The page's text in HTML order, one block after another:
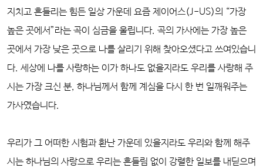
지치고 흔들리는 힘든 일상 가운데 요즘 제이어스(J-US)의 “가장
높은 곳에서”라는 곡이 심금을 울립니다. 곡의 가사에는 가장 높은
곳에서 가장 낮은 곳으로 나를 살리기 위해 찾아오셨다고 쓰여있습니
다. 세상에 나를 사랑하는 이가 하나도 없을지라도 우리를 사랑해 주
시는 가장 크신 분, 하나님께서 함께 계심을 다시 한 번 일깨워주는
가사였습니다.
우리가 그 어떠한 시험과 환난 가운데 있을지라도 우리와 함께 해주
시는 하나님의 사랑으로 우리는 흔들림 없이 강렬한 일보를 내딛으며